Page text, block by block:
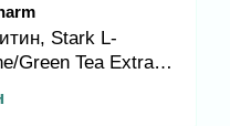
Stark L-
Green Tea Extract
60caps